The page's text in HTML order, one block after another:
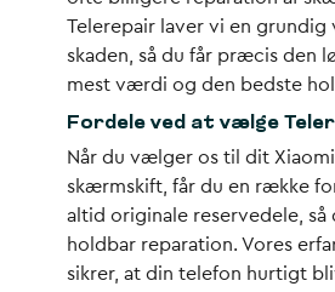
Telerepair laver vi en grundig
skaden, så du får præcis den
mest værdi og den bedste
Fordele ved at vælge
Når du vælger os til dit Xiaomi
skærmskift, får du en række
altid originale reservedele, så
holdbar reparation. Vores
sikrer, at din telefon hurtigt